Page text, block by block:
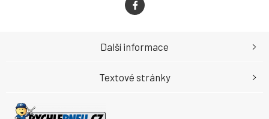
Další informace
Textové stránky